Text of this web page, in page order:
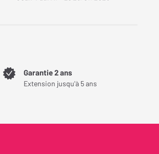
Garantie 2 ans
Extension jusqu'à 5 ans